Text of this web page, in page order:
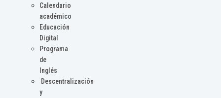
Calendario
académico
Educación
Digital
Programa
de
Inglés
Descentralización
y